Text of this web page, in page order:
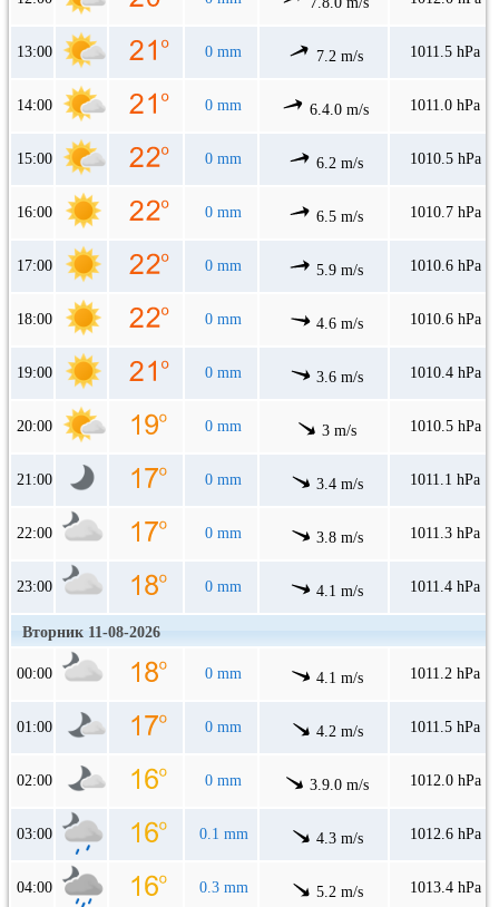
13:00 0 mm 7.2 m/s 1011.5 hPa
14:00 0 mm 6.4.0 m/s 1011.0 hPa
15:00 0 mm 6.2 m/s 1010.5 hPa
16:00 0 mm 6.5 m/s 1010.7 hPa
17:00 0 mm 5.9 m/s 1010.6 hPa
18:00 0 mm 4.6 m/s 1010.6 hPa
19:00 0 mm 3.6 m/s 1010.4 hPa
20:00 0 mm 3 m/s 1010.5 hPa
21:00 0 mm 3.4 m/s 1011.1 hPa
22:00 0 mm 3.8 m/s 1011.3 hPa
23:00 0 mm 4.1 m/s 1011.4 hPa
Вторник 11-08-2026
00:00 0 mm 4.1 m/s 1011.2 hPa
01:00 0 mm 4.2 m/s 1011.5 hPa
02:00 0 mm 3.9.0 m/s 1012.0 hPa
03:00 0.1 mm 4.3 m/s 1012.6 hPa
04:00 0.3 mm 5.2 m/s 1013.4 hPa